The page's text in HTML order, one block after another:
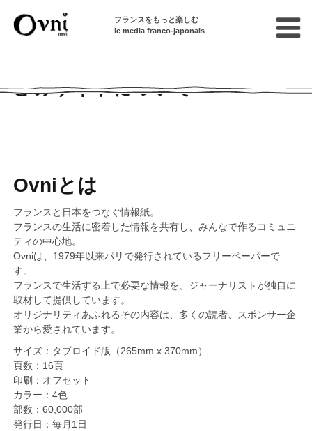
フランスをもっと楽しむ
le media franco-japonais
このサイトについて
Ovniとは
フランスと日本をつなぐ情報紙。
フランスの生活に密着した情報を共有し、みんなで作るコミュニ
ティの中心地。
Ovniは、1979年以来パリで発行されているフリーペーパーで
す。
フランスで生活する上で必要な情報を、ジャーナリストが独自に
取材して提供しています。
オリジナリティあふれるその内容は、多くの読者、スポンサー企
業から愛されています。
サイズ：タブロイド版（265mm x 370mm）
頁数：16頁
印刷：オフセット
カラー：4色
部数：60,000部
発行日：毎月1日